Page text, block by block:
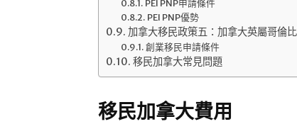
PEI PNP申請條件
PEI PNP優勢
加拿大移民政策五：加拿大英屬哥倫
創業移民申請條件
移民加拿大常見問題
移民加拿大費用